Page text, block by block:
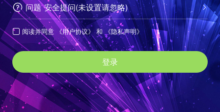
 问题 
安全提问(未设置请忽略)
 阅读并同意 《用户协议》 和 《隐私声明》
登录